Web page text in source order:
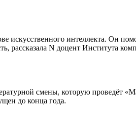
искусственного интеллекта. Он
рассказала N доцент Института
смены, которую проведёт
до конца года.